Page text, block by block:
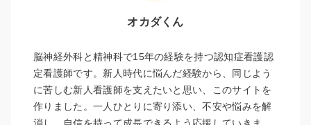
オカダくん
脳神経外科と精神科で15年の経験を持つ認知症看護認
定看護師です。新人時代に悩んだ経験から、同じよう
に苦しむ新人看護師を支えたいと思い、このサイトを
作りました。一人ひとりに寄り添い、不安や悩みを解
消し、自信を持って成長できるよう応援していきま